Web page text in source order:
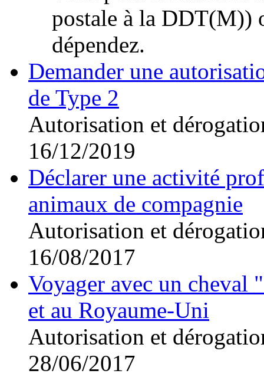
postale à la DDT(M))
dépendez.
Demander une
de Type 2
Autorisation et
16/12/2019
Déclarer une activité
animaux de compagnie
Autorisation et
16/08/2017
Voyager avec un cheval
et au Royaume-Uni
Autorisation et
28/06/2017